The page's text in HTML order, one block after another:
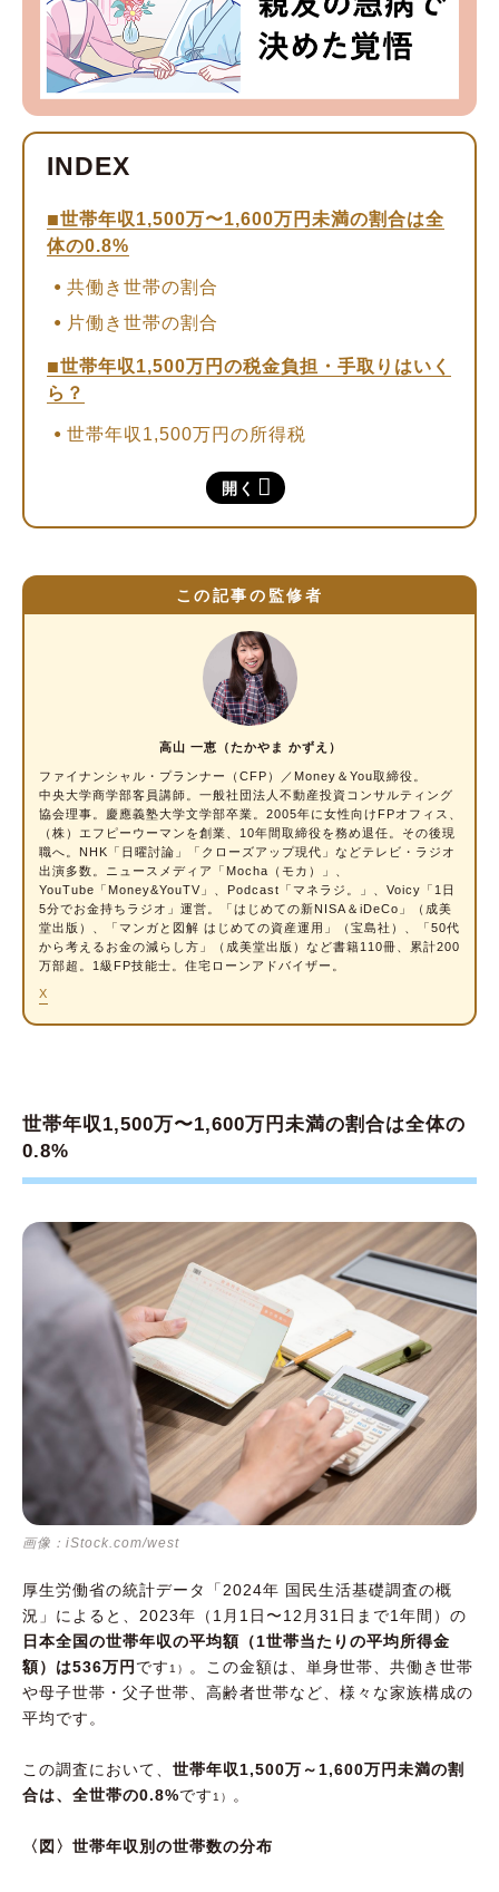
開く
世帯年収1,500万〜1,600万円未満の割合は全
体の0.8%
共働き世帯の割合
片働き世帯の割合
世帯年収1,500万円の税金負担・手取りはいく
ら？
世帯年収1,500万円の所得税
世帯年収1,500万円の住民税
世帯年収1,500万円の社会保険料
世帯年収1,500万円の場合、生活にかけられる
金額とは？
世帯年収1,500万円の家賃の適正額
世帯年収1,500万円の食費の適正額
世帯年収1,500万円の貯蓄の平均額
世帯年収1,500万円で組める住宅ローンの目安
額とは？
世帯年収1,500万円でもらえる児童手当はいく
ら？
世帯年収1,500万円の保育料はいくら？
幼児教育・保育無償化制度とは
世帯年収1,500万円だと税負担も大きい！ 支出
が適正か確認してみましょう
この記事の監修者
高山 一恵（たかやま かずえ）
ファイナンシャル・プランナー
（CFP）／Money＆You取締役。
中央大学商学部客員講師。一般社団法人不動産投資コンサルティング
協会理事。慶應義塾大学文学部卒業。2005年に女性向けFPオフィス、
（株）エフピーウーマンを創業、10年間取締役を務め退任。その後現
職へ。NHK「日曜討論」「クローズアップ現代」などテレビ・ラジオ
出演多数。ニュースメディア「Mocha（モカ）」、
YouTube「Money&YouTV」、Podcast「マネラジ。」、Voicy「1日
5分でお金持ちラジオ」運営。「はじめての新NISA＆iDeCo」（成美
堂出版）、「マンガと図解 はじめての資産運用」（宝島社）、「50代
から考えるお金の減らし方」（成美堂出版）など書籍110冊、累計200
万部超。1級FP技能士。住宅ローンアドバイザー。
X
世帯年収1,500万〜1,600万円未満の割合は全体の
0.8%
画像：iStock.com/west
厚生労働省の統計データ「2024年 国民生活基礎調査の概
況」によると、2023年（1月1日〜12月31日まで1年間）の
日本全国の世帯年収の平均額（1世帯当たりの平均所得金
額）は536万円 です 1）
。この金額は、単身世帯、共働き世帯
や母子世帯・父子世帯、高齢者世帯など、様々な家族構成の
平均です。
この調査において、 世帯年収1,500万～1,600万円未満の割
合は、全世帯の0.8%です 1） 。
〈図〉世帯年収別の世帯数の分布